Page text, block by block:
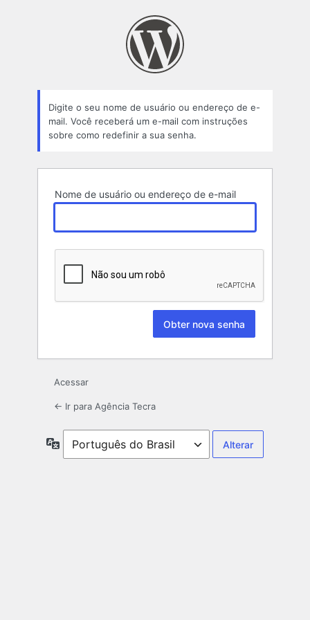
Digite o seu nome de usuário ou endereço de e-
mail. Você receberá um e-mail com instruções
sobre como redefinir a sua senha.
Nome de usuário ou endereço de e-mail
Acessar
← Ir para Agência Tecra
Idioma